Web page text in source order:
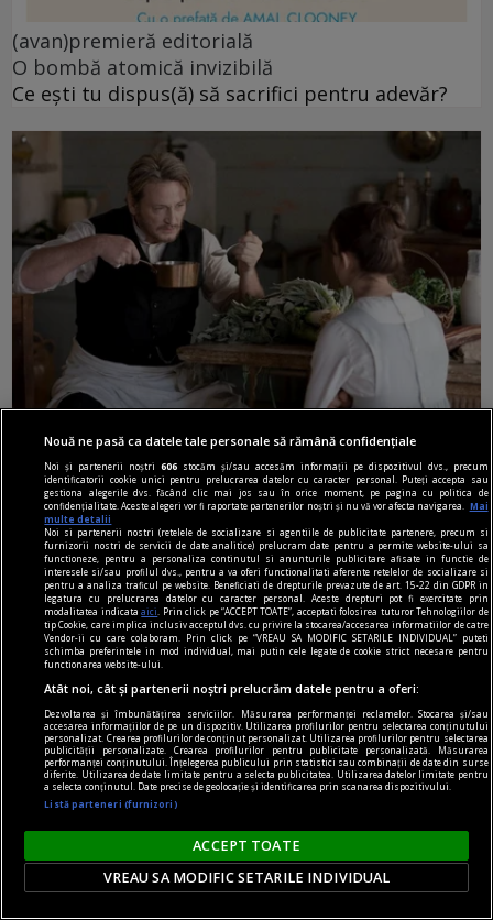
(avan)premieră editorială
O bombă atomică invizibilă
Ce ești tu dispus(ă) să sacrifici pentru adevăr?
dilemtatograf
Spectacol culinar
Dincolo de ținuta posh, respectabilă și cam
balonată, a filmului, care amenință să îl conducă
într-o zonă pur decorativă, cineastul găsește aici
materia unei intime disperări.
Victor MOROZOV
Nouă ne pasă ca datele tale personale să rămână confidențiale
Noi și partenerii noștri606 stocăm și/sau accesăm informații pe dispozitivul dvs., precum
identificatorii cookie unici pentru prelucrarea datelor cu caracter personal. Puteți accepta sau
gestiona alegerile dvs. făcând clic mai jos sau în orice moment, pe pagina cu politica de
confidențialitate. Aceste alegeri vor fi raportate partenerilor noștri și nu vă vor afecta navigarea.
Mai
multe detalii
Noi si partenerii nostri (retelele de socializare si agentiile de publicitate partenere, precum si
furnizorii nostri de servicii de date analitice) prelucram date pentru a permite website-ului sa
functioneze, pentru a personaliza continutul si anunturile publicitare afisate in functie de
interesele si/sau profilul dvs., pentru a va oferi functionalitati aferente retelelor de socializare si
pentru a analiza traficul pe website. Beneficiati de drepturile prevazute de art. 15-22 din GDPR in
legatura cu prelucrarea datelor cu caracter personal. Aceste drepturi pot fi exercitate prin
modalitatea indicataaici
. Prin click pe “ACCEPT TOATE”, acceptati folosirea tuturor Tehnologiilor de
tip Cookie, care implica inclusiv acceptul dvs. cu privire la stocarea/accesarea informatiilor de catre
Vendor-ii cu care colaboram. Prin click pe “VREAU SA MODIFIC SETARILE INDIVIDUAL” puteti
schimba preferintele in mod individual, mai putin cele legate de cookie strict necesare pentru
functionarea website-ului.
Atât noi, cât și partenerii noștri prelucrăm datele pentru a oferi:
Dezvoltarea și îmbunătățirea serviciilor. Măsurarea performanței reclamelor. Stocarea și/sau
accesarea informațiilor de pe un dispozitiv. Utilizarea profilurilor pentru selectarea conținutului
personalizat. Crearea profilurilor de conținut personalizat. Utilizarea profilurilor pentru selectarea
publicității personalizate. Crearea profilurilor pentru publicitate personalizată. Măsurarea
performanței conținutului. Înțelegerea publicului prin statistici sau combinații de date din surse
diferite. Utilizarea de date limitate pentru a selecta publicitatea. Utilizarea datelor limitate pentru
a selecta conținutul. Date precise de geolocație și identificarea prin scanarea dispozitivului.
Listă parteneri (furnizori)
ACCEPT TOATE
VREAU SA MODIFIC SETARILE INDIVIDUAL